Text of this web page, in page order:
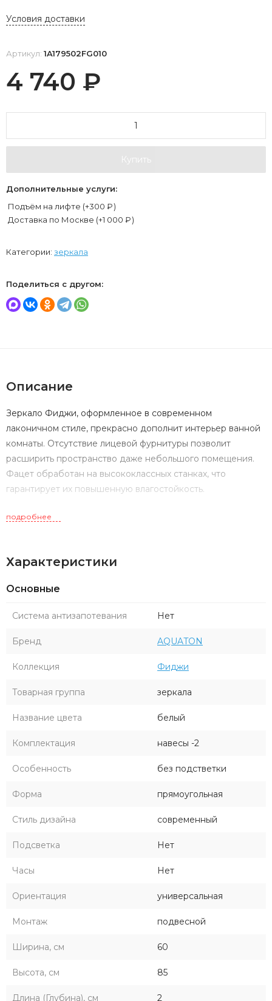
Условия доставки
Артикул: 1A179502FG010
4 740 ₽
Купить
Дополнительные услуги:
Подъём на лифте (+300 ₽)
Доставка по Москве (+1 000 ₽)
Категории: зеркала
Поделиться с другом:
Описание
Зеркало Фиджи, оформленное в современном
лаконичном стиле, прекрасно дополнит интерьер ванной
комнаты. Отсутствие лицевой фурнитуры позволит
расширить пространство даже небольшого помещения.
Фацет обработан на высококлассных станках, что
гарантирует их повышенную влагостойкость.
подробнее
Характеристики
Основные
Система антизапотевания Нет
Бренд AQUATON
Коллекция Фиджи
Товарная группа зеркала
Название цвета белый
Комплектация навесы -2
Особенность без подстветки
Форма прямоугольная
Стиль дизайна современный
Подсветка Нет
Часы Нет
Ориентация универсальная
Монтаж подвесной
Ширина, см 60
Высота, см 85
Длина (Глубина), см 2